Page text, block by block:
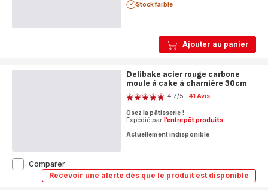
Ajouter au panier
Stock faible
Recevoir une alerte dès que le produit est disponible
Delibake
Delibake acier rouge carbone
moule à cake à charnière 30cm
Note
4.7/5- 41 Avis
Osez la pâtisserie !
Expédié par l’entrepôt produits
Actuellement indisponible
ComparerDelibake
acier
rouge